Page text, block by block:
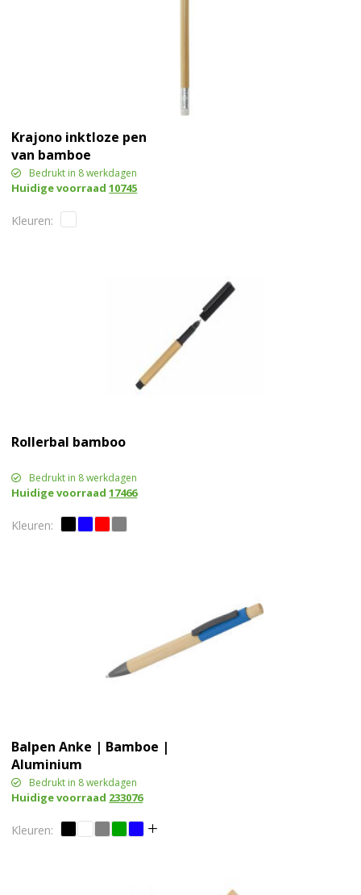
Krajono inktloze pen
van bamboe
Bedrukt in 8 werkdagen
Huidige voorraad10745
Rollerbal bamboo
Bedrukt in 8 werkdagen
Huidige voorraad17466
Balpen Anke | Bamboe |
Aluminium
Bedrukt in 8 werkdagen
Huidige voorraad 233076